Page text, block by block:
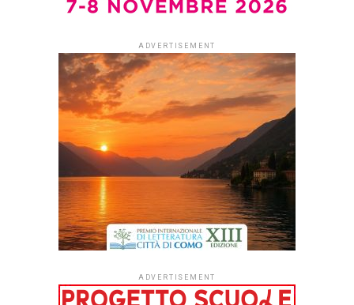
E’ in arrivo il
nuovo romanzo
di quello che è
considerato
l’erede naturale
di Stephen King e
Dean Koonz.
Bentley Little è
maestro
dell’horror
letterario, che
maestri. Per gli